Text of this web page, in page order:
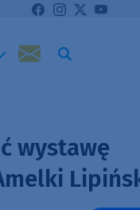
wystawę